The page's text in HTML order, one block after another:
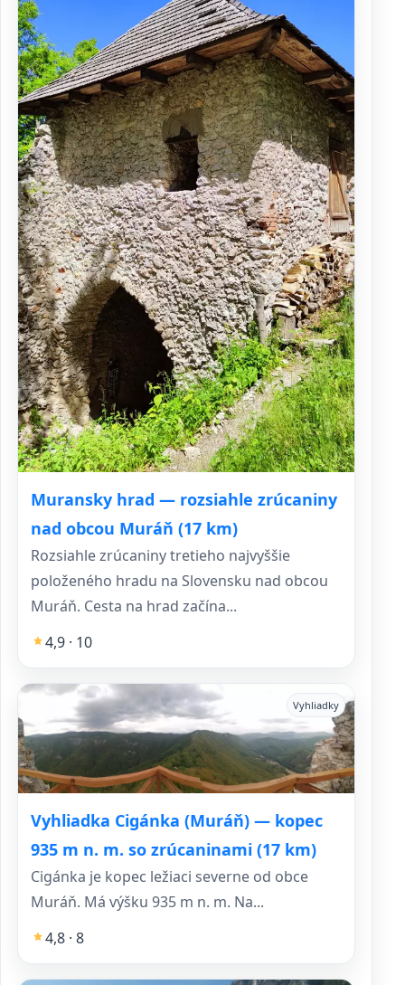
Muransky hrad — rozsiahle zrúcaniny
nad obcou Muráň (17 km)
Rozsiahle zrúcaniny tretieho najvyššie
položeného hradu na Slovensku nad obcou
Muráň. Cesta na hrad začína...
4,9 · 10
Vyhliadka Cigánka (Muráň) — kopec
935 m n. m. so zrúcaninami (17 km)
Vyhliadky
Cigánka je kopec ležiaci severne od obce
Muráň. Má výšku 935 m n. m. Na...
4,8 · 8